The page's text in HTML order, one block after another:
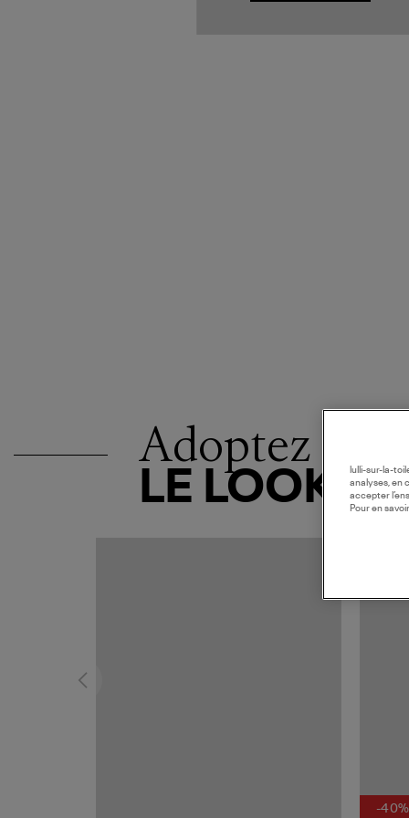
Adoptez
LE LOOK
-40%
lulli-sur-la-
analyses, en
accepter
Pour en